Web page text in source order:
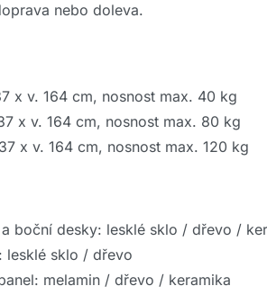
nebo doleva.
x v. 164 cm, nosnost max. 40 kg
x v. 164 cm, nosnost max. 80 kg
x v. 164 cm, nosnost max. 120 kg
boční desky: lesklé sklo / dřevo /
lesklé sklo / dřevo
melamin / dřevo / keramika